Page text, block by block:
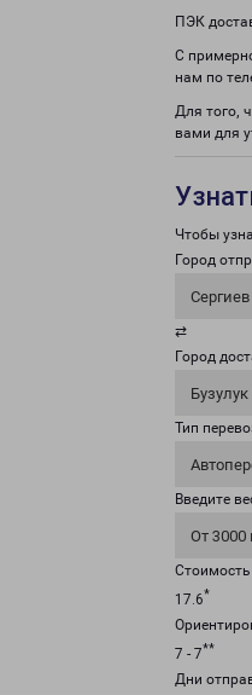
ПЭК
С
нам по
Для того,
вами для
Чтобы
Город
⇄
Город
Бузулук
Тип
Введите
От 3000
17.6*
7 - 7**
Дни